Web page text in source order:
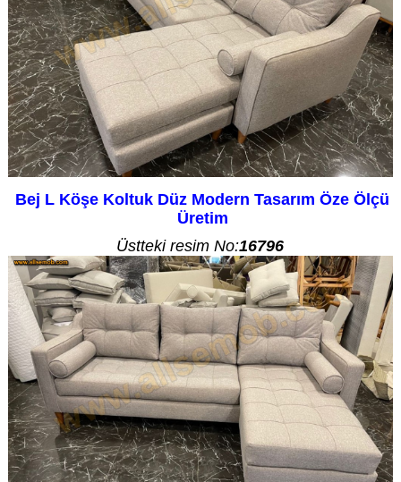
Bej L Köşe Koltuk Düz Modern Tasarım Öze Ölçü
Üretim
Üstteki resim No:16796